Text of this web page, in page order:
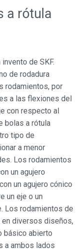
a rótula
de SKF.
de rodadura
rodamientos, por
a las flexiones del
con respecto al
bolas a rótula
tipo de
a menor
Los rodamientos
un agujero
un agujero cónico
un eje o un
Los rodamientos de
diversos diseños,
básico abierto
a ambos lados